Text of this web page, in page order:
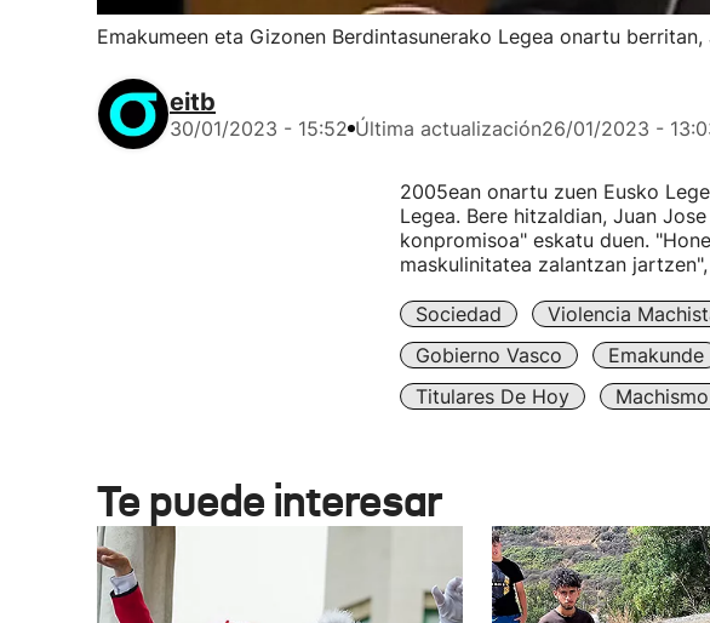
Emakumeen eta Gizonen Berdintasunerako Legea onartu
eitb
30/01/2023 - 15:52 Última actualización26/01/2023 -
2005ean onartu zuen Eusko
Legea. Bere hitzaldian, Juan
konpromisoa" eskatu duen.
maskulinitatea zalantzan
Sociedad Violencia
Gobierno Vasco
Emakunde
Titulares De Hoy
Machismo
Te puede interesar